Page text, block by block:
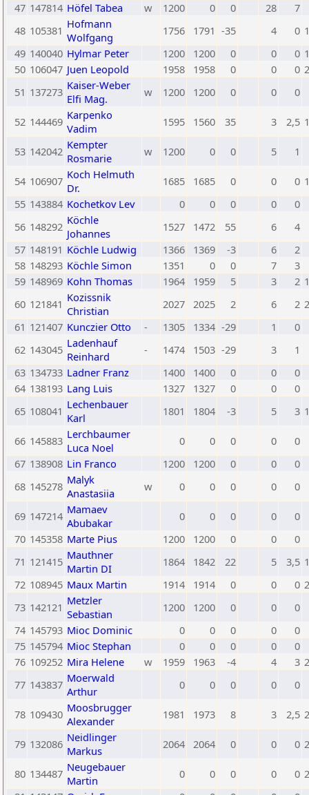
47 147814 Höfel Tabea w 1200 0 0 28
7
48 105381 Hofmann
Wolfgang
1756 1791 -35 4 0
49 140040 Hylmar Peter 1200 1200 0 0 0
50 106047 Juen Leopold 1958 1958 0 0 0
51 137273 Kaiser-Weber
Elfi Mag.
w 1200 1200 0 0 0
52 144469 Karpenko
Vadim
1595 1560 35 3 2,5
53 142042 Kempter
Rosmarie
w 1200 0 0 5 1
54 106907 Koch Helmuth
Dr.
1685 1685 0 0 0
55 143884 Kochetkov Lev 0 0 0 0
0
56 148292 Köchle
Johannes
1527 1472 55 6
4
57 148191 Köchle Ludwig 1366 1369 -3 6
2
58 148293 Köchle Simon 1351 0 0 7
3
59 148969 Kohn Thomas 1964 1959 5 3 2
60 121841 Kozissnik
Christian
2027 2025 2 6 2
61 121407 Kunczier Otto - 1305 1334 -29 1
0
62 143045 Ladenhauf
Reinhard
- 1474 1503 -29 3
1
63 134733 Ladner Franz 1400 1400 0 0
0
64 138193 Lang Luis 1327 1327 0 0
0
65 108041 Lechenbauer
Karl
1801 1804 -3 5 3
66 145883 Lerchbaumer
Luca Noel
0 0 0 0
0
67 138908 Lin Franco 1200 1200 0 0
0
68 145278 Malyk
Anastasiia
w 0 0 0 0 0
69 147214 Mamaev
Abubakar
0 0 0 0
0
70 145358 Marte Pius 1200 1200 0 0
0
71 121415 Mauthner
Martin DI
1864 1842 22 5 3,5
72 108945 Maux Martin 1914 1914 0 0 0
73 142121 Metzler
Sebastian
1200 1200 0 0
0
74 145793 Mioc Dominic 0 0 0 0
0
75 145794 Mioc Stephan 0 0 0 0
0
76 109252 Mira Helene w 1959 1963 -4 4 3
77 143837 Moerwald
Arthur
0 0 0 0 0
78 109430 Moosbrugger
Alexander
1981 1973 8 3 2,5
79 132086 Neidlinger
Markus
2064 2064 0 0 0
80 134487 Neugebauer
Martin
0 0 0 0 0